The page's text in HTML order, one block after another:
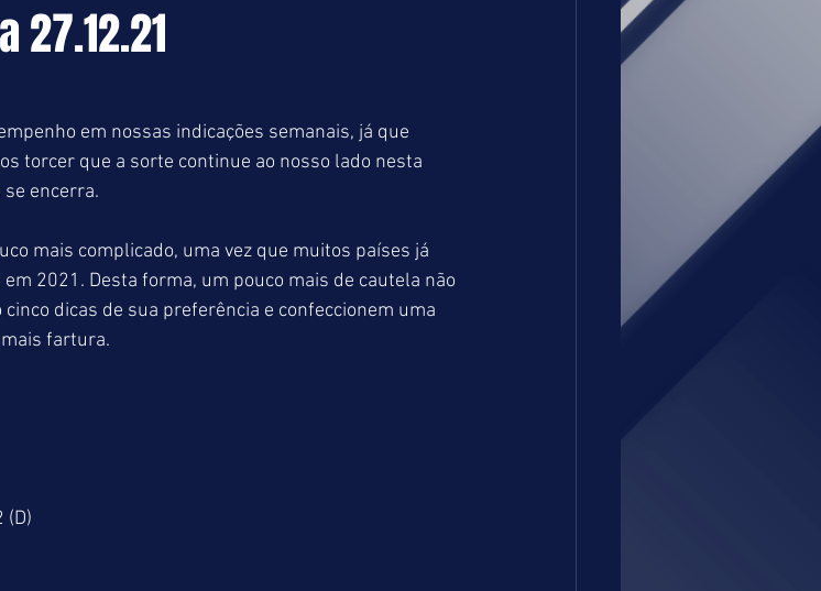
27.12.21
em nossas indicações semanais, já que
torcer que a sorte continue ao nosso lado nesta
encerra.
mais complicado, uma vez que muitos países já
2021. Desta forma, um pouco mais de cautela não
dicas de sua preferência e confeccionem uma
fartura.
(D)